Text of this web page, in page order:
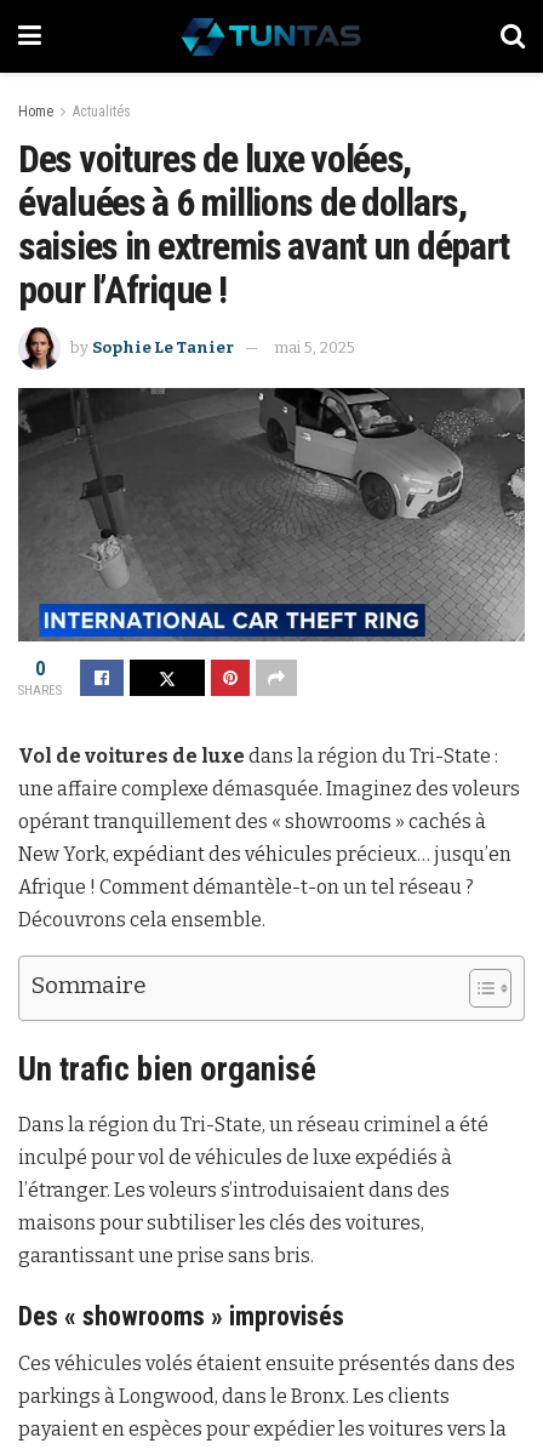
Home Actualités
Des voitures de luxe volées,
évaluées à 6 millions de dollars,
saisies in extremis avant un départ
pour l’Afrique !
by Sophie Le Tanier mai 5, 2025
0
SHARES
Vol de voitures de luxe dans la région du Tri-State :
une affaire complexe démasquée. Imaginez des voleurs
opérant tranquillement des « showrooms » cachés à
New York, expédiant des véhicules précieux… jusqu’en
Afrique ! Comment démantèle-t-on un tel réseau ?
Découvrons cela ensemble.
Sommaire
Un trafic bien organisé
Dans la région du Tri-State, un réseau criminel a été
inculpé pour vol de véhicules de luxe expédiés à
l’étranger. Les voleurs s’introduisaient dans des
maisons pour subtiliser les clés des voitures,
garantissant une prise sans bris.
Des « showrooms » improvisés
Ces véhicules volés étaient ensuite présentés dans des
parkings à Longwood, dans le Bronx. Les clients
payaient en espèces pour expédier les voitures vers la